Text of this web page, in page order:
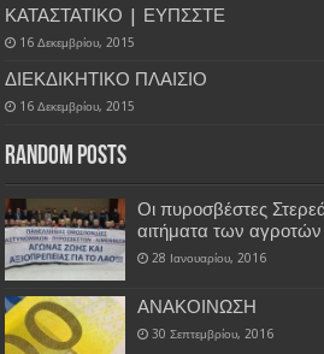
ΚΑΤΑΣΤΑΤΙΚΟ | ΕΥΠΣΣΤΕ
16 Δεκεμβρίου, 2015
ΔΙΕΚΔΙΚΗΤΙΚΟ ΠΛΑΙΣΙΟ
16 Δεκεμβρίου, 2015
Random Posts
Οι πυροσβέστες
αιτήματα των αγροτών
28 Ιανουαρίου, 2016
ΑΝΑΚΟΙΝΩΣΗ
30 Σεπτεμβρίου, 2016